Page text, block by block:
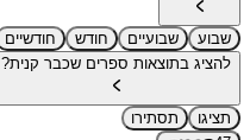
שבוע שבועיים חודש
חודשיים
להציג בתוצאות ספרים שכבר קנית?
תציגו
תסתירו